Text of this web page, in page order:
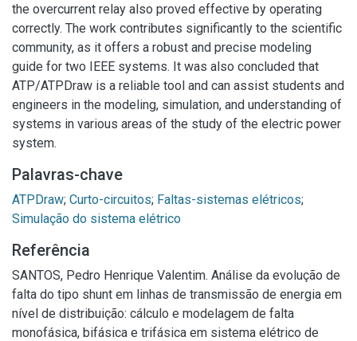
the overcurrent relay also proved effective by operating
correctly. The work contributes significantly to the scientific
community, as it offers a robust and precise modeling
guide for two IEEE systems. It was also concluded that
ATP/ATPDraw is a reliable tool and can assist students and
engineers in the modeling, simulation, and understanding of
systems in various areas of the study of the electric power
system.
Palavras-chave
ATPDraw; Curto-circuitos; Faltas-sistemas elétricos;
Simulação do sistema elétrico
Referência
SANTOS, Pedro Henrique Valentim. Análise da evolução de
falta do tipo shunt em linhas de transmissão de energia em
nível de distribuição: cálculo e modelagem de falta
monofásica, bifásica e trifásica em sistema elétrico de